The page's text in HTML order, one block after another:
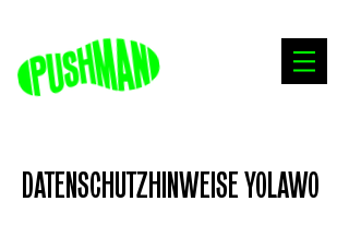
DATENSCHUTZHINWEISE YOLAWO